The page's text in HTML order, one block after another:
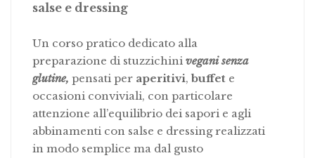
salse e dressing
Un corso pratico dedicato alla
preparazione di stuzzichini vegani senza
glutine, pensati per aperitivi,buffet e
occasioni conviviali, con particolare
attenzione all’equilibrio dei sapori e agli
abbinamenti con salse e dressing realizzati
in modo semplice ma dal gusto